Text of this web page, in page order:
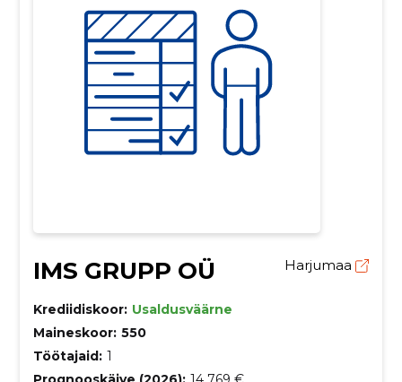
IMS GRUPP OÜ Harjumaa
Krediidiskoor: Usaldusväärne
Maineskoor: 550
Töötajaid: 1